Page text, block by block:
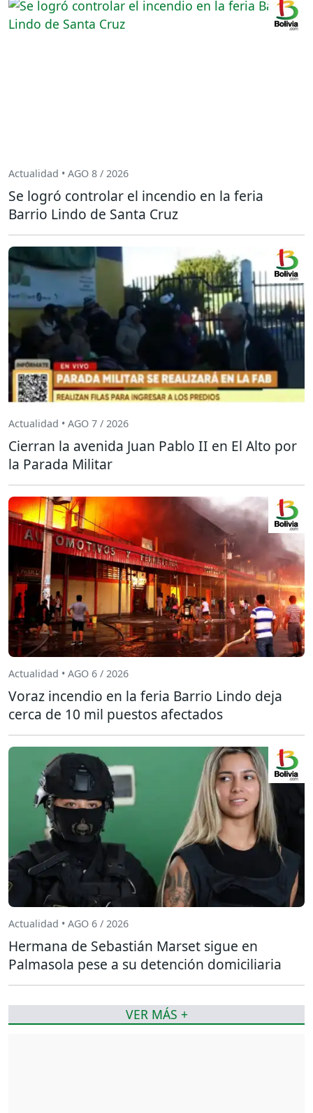
Actualidad • AGO 8 / 2026
Se logró controlar el incendio en la feria
Barrio Lindo de Santa Cruz
Actualidad • AGO 7 / 2026
Cierran la avenida Juan Pablo II en El Alto por
la Parada Militar
Actualidad • AGO 6 / 2026
Voraz incendio en la feria Barrio Lindo deja
cerca de 10 mil puestos afectados
Actualidad • AGO 6 / 2026
Hermana de Sebastián Marset sigue en
Palmasola pese a su detención domiciliaria
VER MÁS +